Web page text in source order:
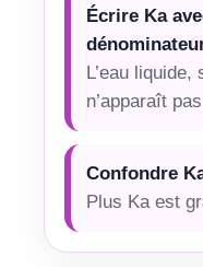
Écrire Ka
L’eau
n’apparaît
Confondre
Plus Ka est